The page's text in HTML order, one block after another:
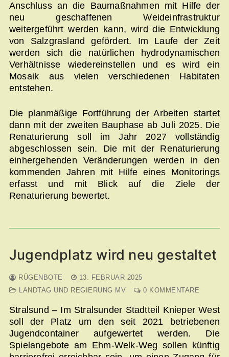
Anschluss an die Baumaßnahmen mit Hilfe der
neu geschaffenen Weideinfrastruktur
weitergeführt werden kann, wird die Entwicklung
von Salzgrasland gefördert. Im Laufe der Zeit
werden sich die natürlichen hydrodynamischen
Verhältnisse wiedereinstellen und es wird ein
Mosaik aus vielen verschiedenen Habitaten
entstehen.
Die planmäßige Fortführung der Arbeiten startet
dann mit der zweiten Bauphase ab Juli 2025. Die
Renaturierung soll im Jahr 2027 vollständig
abgeschlossen sein. Die mit der Renaturierung
einhergehenden Veränderungen werden in den
kommenden Jahren mit Hilfe eines Monitorings
erfasst und mit Blick auf die Ziele der
Renaturierung bewertet.
Jugendplatz wird neu gestaltet
RÜGENBOTE
13. FEBRUAR 2025
LANDTAG UND REGIERUNG MV
0 KOMMENTARE
Stralsund – Im Stralsunder Stadtteil Knieper West
soll der Platz um den seit 2021 betriebenen
Jugendcontainer aufgewertet werden. Die
Spielangebote am Ehm-Welk-Weg sollen künftig